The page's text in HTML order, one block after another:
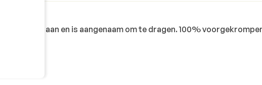
zacht aan en is aangenaam om te dragen. 100%